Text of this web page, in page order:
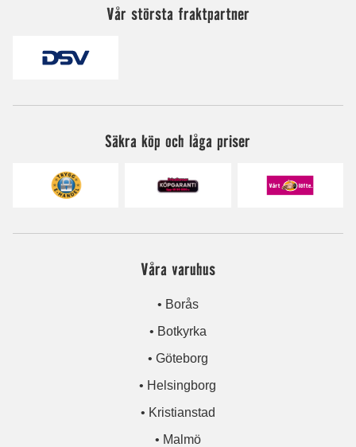
Vår största fraktpartner
Säkra köp och låga priser
Våra varuhus
• Borås
• Botkyrka
• Göteborg
• Helsingborg
• Kristianstad
• Malmö